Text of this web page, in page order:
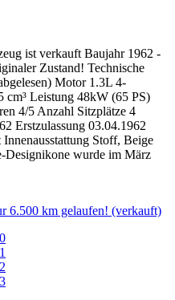
ist verkauft Baujahr 1962 -
Zustand! Technische
Motor 1.3L 4-
Leistung 48kW (65 PS)
4/5 Anzahl Sitzplätze 4
Erstzulassung 03.04.1962
Stoff, Beige
Designikone wurde im März
6.500 km gelaufen! (verkauft)